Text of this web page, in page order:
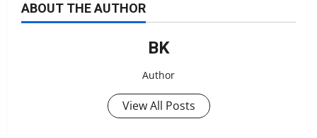
ABOUT THE AUTHOR
ΒΚ
Author
View All Posts